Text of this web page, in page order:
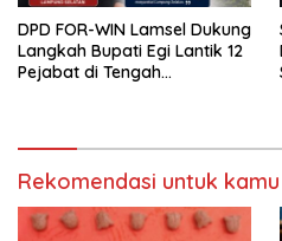
DPD FOR-WIN Lamsel Dukung
Langkah Bupati Egi Lantik 12
Pejabat di Tengah
Rekomendasi untuk kamu